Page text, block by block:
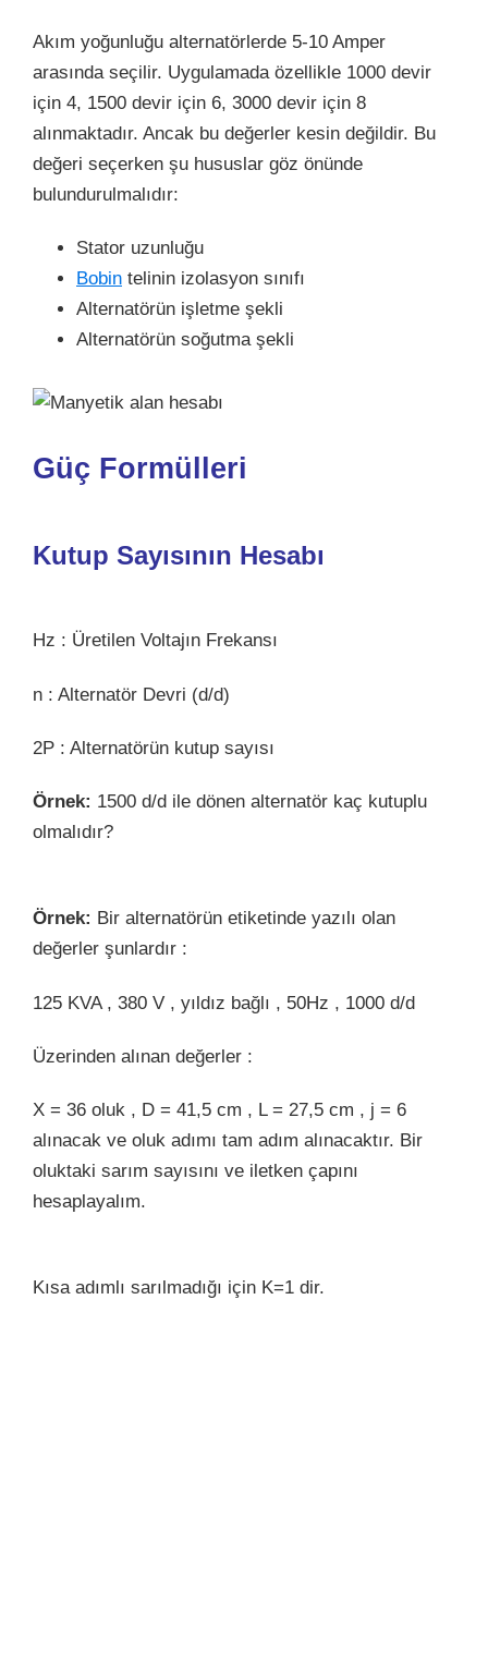
Akım yoğunluğu alternatörlerde 5-10 Amper
arasında seçilir. Uygulamada özellikle 1000 devir
için 4, 1500 devir için 6, 3000 devir için 8
alınmaktadır. Ancak bu değerler kesin değildir. Bu
değeri seçerken şu hususlar göz önünde
bulundurulmalıdır:
Stator uzunluğu
Bobin telinin izolasyon sınıfı
Alternatörün işletme şekli
Alternatörün soğutma şekli
Güç Formülleri
Kutup Sayısının Hesabı
Hz : Üretilen Voltajın Frekansı
n : Alternatör Devri (d/d)
2P : Alternatörün kutup sayısı
Örnek: 1500 d/d ile dönen alternatör kaç kutuplu
olmalıdır?
Örnek: Bir alternatörün etiketinde yazılı olan
değerler şunlardır :
125 KVA , 380 V , yıldız bağlı , 50Hz , 1000 d/d
Üzerinden alınan değerler :
X = 36 oluk , D = 41,5 cm , L = 27,5 cm , j = 6
alınacak ve oluk adımı tam adım alınacaktır. Bir
oluktaki sarım sayısını ve iletken çapını
hesaplayalım.
Kısa adımlı sarılmadığı için K=1 dir.